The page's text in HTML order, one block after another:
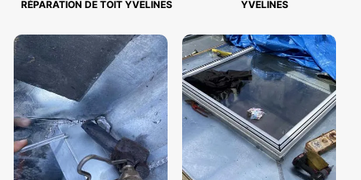
RÉPARATION DE TOIT YVELINES
YVELINES